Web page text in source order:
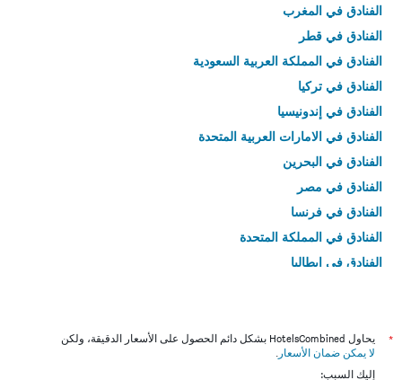
الفنادق في المغرب
الفنادق في قطر
الفنادق في المملكة العربية السعودية
الفنادق في تركيا
الفنادق في إندونيسيا
الفنادق في الامارات العربية المتحدة
الفنادق في البحرين
الفنادق في مصر
الفنادق في فرنسا
الفنادق في المملكة المتحدة
الفنادق في إيطاليا
*
يحاول HotelsCombined بشكل دائم الحصول على الأسعار الدقيقة، ولكن
لا يمكن ضمان الأسعار .
إليك السبب: